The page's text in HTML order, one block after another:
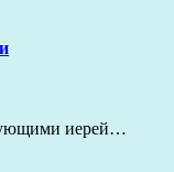
иерей…